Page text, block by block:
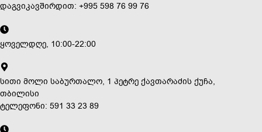
დაგვიკავშირდით: +995 598 76 99 76
ყოველდღე, 10:00-22:00
სითი მოლი საბურთალო, 1 პეტრე ქავთარაძის ქუჩა,
თბილისი
ტელეფონი: 591 33 23 89